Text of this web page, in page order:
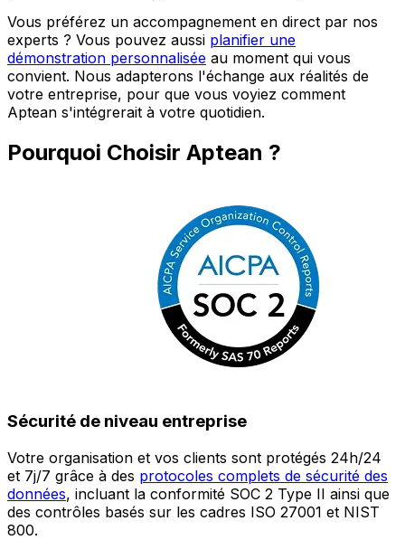
Vous préférez un accompagnement en direct par nos
experts ? Vous pouvez aussi planifier une
démonstration personnalisée au moment qui vous
convient. Nous adapterons l'échange aux réalités de
votre entreprise, pour que vous voyiez comment
Aptean s'intégrerait à votre quotidien.
Pourquoi Choisir Aptean ?
Sécurité de niveau entreprise
Votre organisation et vos clients sont protégés 24h/24
et 7j/7 grâce à des protocoles complets de sécurité des
données, incluant la conformité SOC 2 Type II ainsi que
des contrôles basés sur les cadres ISO 27001 et NIST
800.